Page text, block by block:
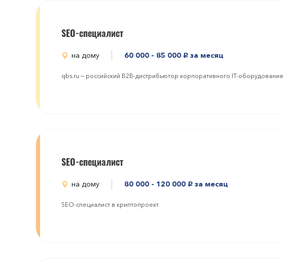
SEO-специалист
на дому 60 000 - 85 000 руб. за месяц
qbs.ru — российский B2B-дистрибьютор корпоративного IT-оборудования
SEO-специалист
на дому 80 000 - 120 000 руб. за месяц
SEO-специалист в криптопроект